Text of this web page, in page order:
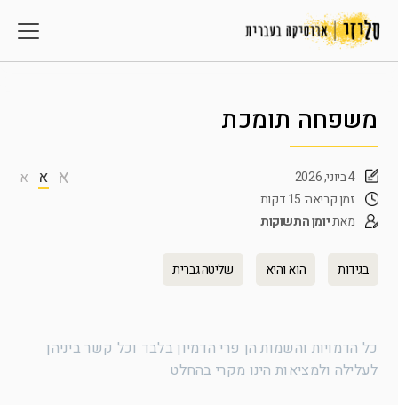
משפחה תומכת
א א א
4 ביוני, 2026
זמן קריאה: 15 דקות
מאתיומן התשוקות
בגידות הוא והיא שליטה גברית
כל הדמויות והשמות הן פרי הדמיון בלבד וכל קשר ביניהן
לעלילה ולמציאות הינו מקרי בהחלט